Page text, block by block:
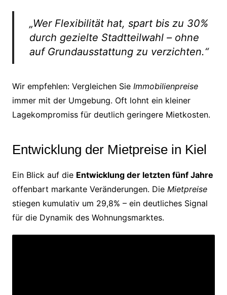
„Wer Flexibilität hat, spart bis zu 30%
durch gezielte Stadtteilwahl – ohne
auf Grundausstattung zu verzichten.“
Wir empfehlen: Vergleichen Sie Immobilienpreise
immer mit der Umgebung. Oft lohnt ein kleiner
Lagekompromiss für deutlich geringere Mietkosten.
Entwicklung der Mietpreise in Kiel
Ein Blick auf die Entwicklung der letzten fünf Jahre
offenbart markante Veränderungen. Die Mietpreise
stiegen kumulativ um 29,8% – ein deutliches Signal
für die Dynamik des Wohnungsmarktes.